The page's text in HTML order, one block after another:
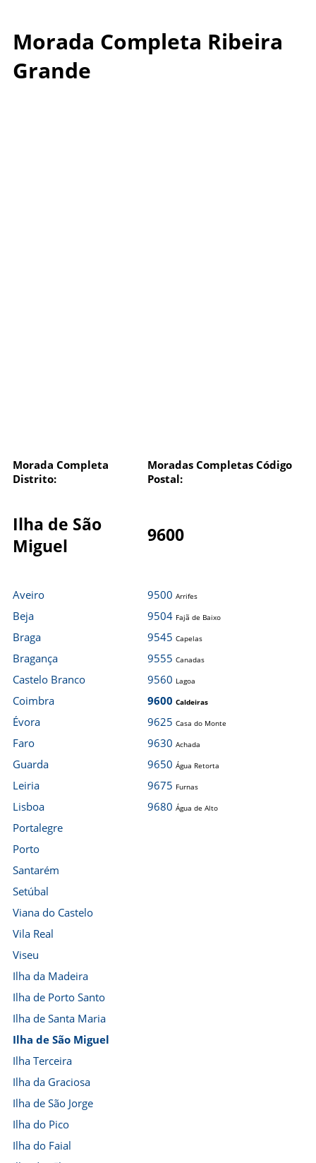
Morada Completa Ribeira
Grande
Morada Completa
Distrito:
Moradas Completas Código
Postal:
Ilha de São
Miguel
9600
Aveiro
Beja
Braga
Bragança
Castelo Branco
Coimbra
Évora
Faro
Guarda
Leiria
Lisboa
Portalegre
Porto
Santarém
Setúbal
Viana do Castelo
Vila Real
Viseu
Ilha da Madeira
Ilha de Porto Santo
Ilha de Santa Maria
Ilha de São Miguel
Ilha Terceira
Ilha da Graciosa
Ilha de São Jorge
Ilha do Pico
Ilha do Faial
9500 Arrifes
9504 Fajã de Baixo
9545 Capelas
9555 Canadas
9560 Lagoa
9600 Caldeiras
9625 Casa do Monte
9630 Achada
9650 Água Retorta
9675 Furnas
9680 Água de Alto